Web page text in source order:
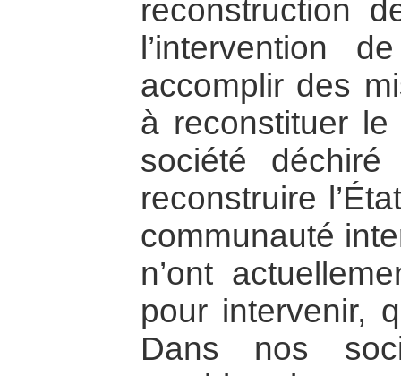
reconstruction
l’intervention
accomplir des
à reconstituer
société
reconstruire
communauté
n’ont
pour intervenir,
Dans nos